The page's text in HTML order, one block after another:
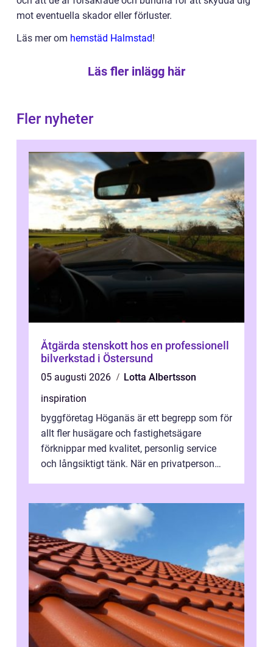
mot eventuella skador eller förluster.
Läs mer om hemstäd Halmstad!
Läs fler inlägg här
Fler nyheter
Åtgärda stenskott hos en professionell
bilverkstad i Östersund
05 augusti 2026
Lotta Albertsson
inspiration
byggföretag Höganäs är ett begrepp som för
allt fler husägare och fastighetsägare
förknippar med kvalitet, personlig service
och långsiktigt tänk. När en privatperson